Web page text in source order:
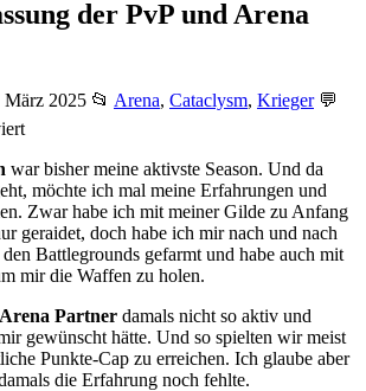
der PvP und Arena
März 2025 📂 Arena, Cataclysm, Krieger 💬
für
der
PvP
und
Arena
Season
9
war bisher meine aktivste Season. Und da
möchte ich mal meine Erfahrungen und
Zwar habe ich mit meiner Gilde zu Anfang
geraidet, doch habe ich mir nach und nach
Battlegrounds gefarmt und habe auch mit
mir die Waffen zu holen.
Arena Partner damals nicht so aktiv und
gewünscht hätte. Und so spielten wir meist
Punkte-Cap zu erreichen. Ich glaube aber
die Erfahrung noch fehlte.